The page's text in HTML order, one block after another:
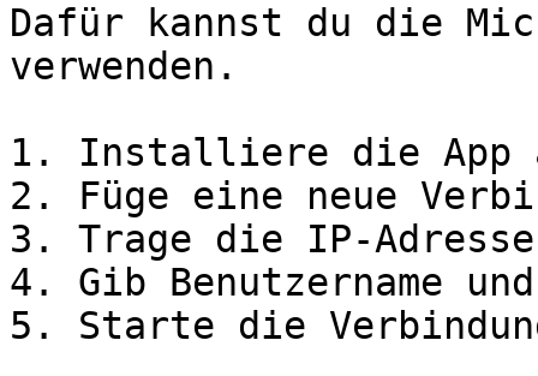
Dafür kannst du die
verwenden.
1. Installiere die App
2. Füge eine neue
3. Trage die IP-
4. Gib Benutzername
5. Starte die